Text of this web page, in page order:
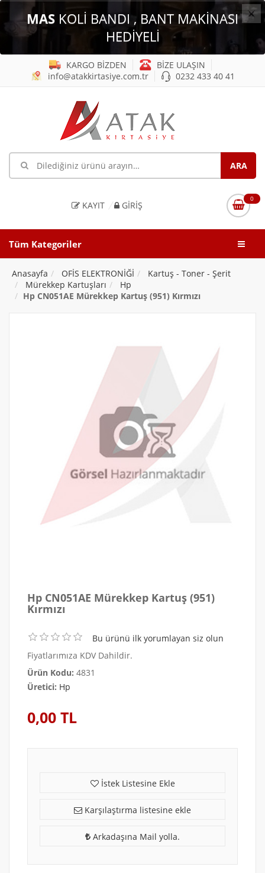
×
MAS KOLİ BANDI , BANT MAKİNASI
HEDİYELİ
KARGO BİZDEN
BİZE ULAŞIN
info@atakkirtasiye.com.tr
0232 433 40 41
KAYIT GIRIŞ
0
Tüm Kategoriler
Anasayfa OFİS ELEKTRONİĞİ
Kartuş - Toner - Şerit
Mürekkep Kartuşları
Hp
Hp CN051AE Mürekkep Kartuş (951) Kırmızı
Hp CN051AE Mürekkep Kartuş (951)
Kırmızı
Bu ürünü ilk yorumlayan siz olun
Fiyatlarımıza KDV Dahildir.
Ürün Kodu: 4831
Üretici: Hp
0,00 TL
İstek Listesine Ekle
Karşılaştırma listesine ekle
Arkadaşına Mail yolla.